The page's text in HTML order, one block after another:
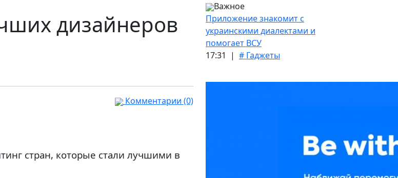
дизайнеров
Комментарии (0)
стран, которые стали лучшими в
Важное
Приложение знакомит с
украинскими диалектами и
помогает ВСУ
17:31 | # Гаджеты